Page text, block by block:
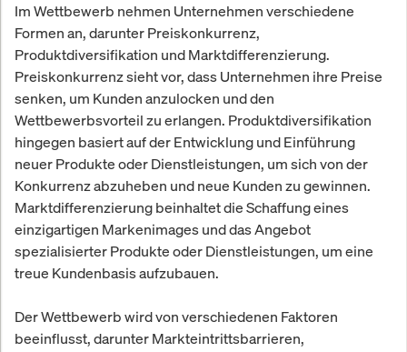
Im Wettbewerb nehmen Unternehmen verschiedene
Formen an, darunter Preiskonkurrenz,
Produktdiversifikation und Marktdifferenzierung.
Preiskonkurrenz sieht vor, dass Unternehmen ihre Preise
senken, um Kunden anzulocken und den
Wettbewerbsvorteil zu erlangen. Produktdiversifikation
hingegen basiert auf der Entwicklung und Einführung
neuer Produkte oder Dienstleistungen, um sich von der
Konkurrenz abzuheben und neue Kunden zu gewinnen.
Marktdifferenzierung beinhaltet die Schaffung eines
einzigartigen Markenimages und das Angebot
spezialisierter Produkte oder Dienstleistungen, um eine
treue Kundenbasis aufzubauen.
Der Wettbewerb wird von verschiedenen Faktoren
beeinflusst, darunter Markteintrittsbarrieren,